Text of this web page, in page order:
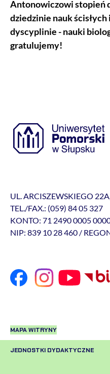
Antonowiczowi stopień
dziedzinie nauk
dyscyplinie - nauki
gratulujemy!
UL. ARCISZEWSKIEGO
TEL./FAX.: (059) 84 05 327
KONTO: 71 2490 0005
NIP: 839 10 28 460 /
MAPA WITRYNY
JEDNOSTKI DYDAKTYCZNE